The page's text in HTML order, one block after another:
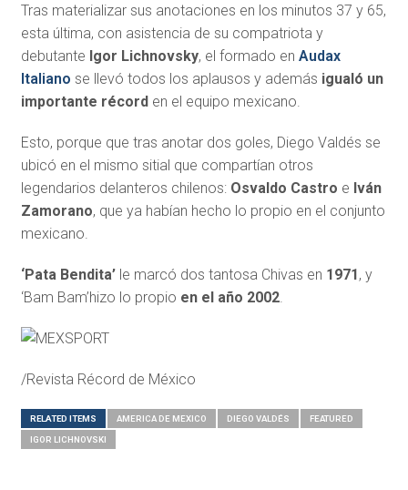
Tras materializar sus anotaciones en los minutos 37 y 65,
esta última, con asistencia de su compatriota y
debutante Igor Lichnovsky, el formado en Audax
Italiano se llevó todos los aplausos y además igualó un
importante récorden el equipo mexicano.
Esto, porque que tras anotar dos goles, Diego Valdés se
ubicó en el mismo sitial que compartían otros
legendarios delanteros chilenos: Osvaldo Castro e Iván
Zamorano, que ya habían hecho lo propio en el conjunto
mexicano.
‘Pata Bendita’ le marcó dos tantosa Chivas en 1971, y
‘Bam Bam’hizo lo propio en el año 2002.
/Revista Récord de México
RELATED ITEMS AMERICA DE MEXICO DIEGO VALDÉS FEATURED
IGOR LICHNOVSKI